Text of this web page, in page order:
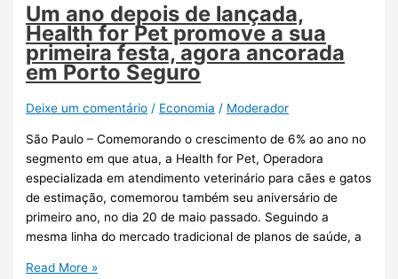
Um ano depois de lançada,
Health for Pet promove a sua
primeira festa, agora ancorada
em Porto Seguro
Deixe um comentário / Economia / Moderador
São Paulo – Comemorando o crescimento de 6% ao ano no
segmento em que atua, a Health for Pet, Operadora
especializada em atendimento veterinário para cães e gatos
de estimação, comemorou também seu aniversário de
primeiro ano, no dia 20 de maio passado. Seguindo a
mesma linha do mercado tradicional de planos de saúde, a
Read More »